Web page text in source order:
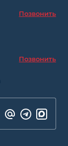
Позвонить
Позвонить